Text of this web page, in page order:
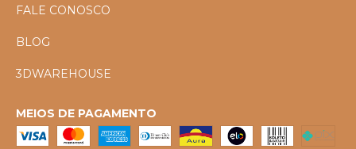
FALE CONOSCO
BLOG
3DWAREHOUSE
MEIOS DE PAGAMENTO